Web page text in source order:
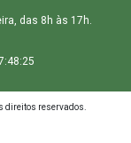
das 8h às 17h.
direitos reservados.